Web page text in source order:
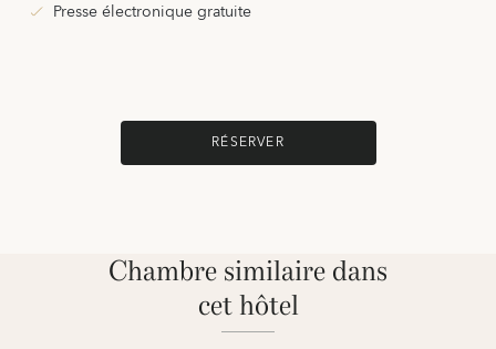
Presse électronique gratuite
RÉSERVER
Chambre similaire dans
cet hôtel